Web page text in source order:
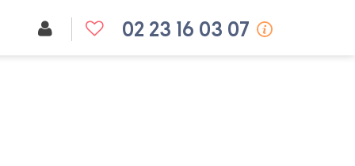
02 23 16 03 07